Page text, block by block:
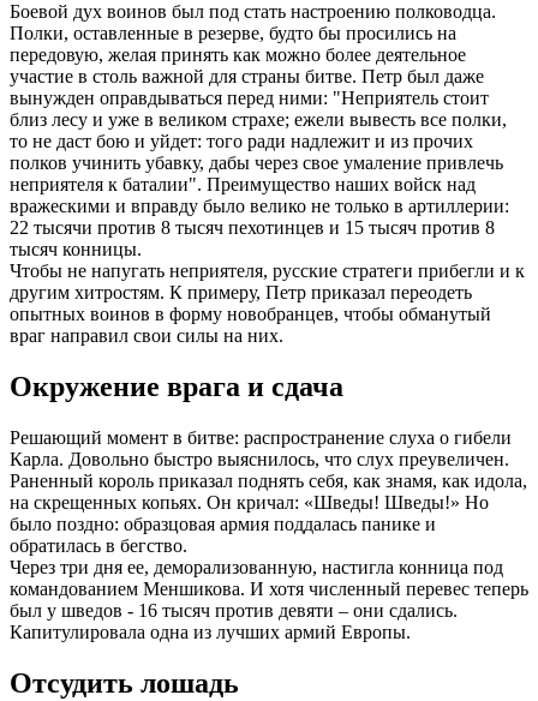
Боевой дух воинов был под стать настроению полководца.
Полки, оставленные в резерве, будто бы просились на
передовую, желая принять как можно более деятельное
участие в столь важной для страны битве. Петр был даже
вынужден оправдываться перед ними: "Неприятель стоит
близ лесу и уже в великом страхе; ежели вывесть все полки,
то не даст бою и уйдет: того ради надлежит и из прочих
полков учинить убавку, дабы через свое умаление привлечь
неприятеля к баталии". Преимущество наших войск над
вражескими и вправду было велико не только в артиллерии:
22 тысячи против 8 тысяч пехотинцев и 15 тысяч против 8
тысяч конницы.
Чтобы не напугать неприятеля, русские стратеги прибегли и к
другим хитростям. К примеру, Петр приказал переодеть
опытных воинов в форму новобранцев, чтобы обманутый
враг направил свои силы на них.
Окружение врага и сдача
Решающий момент в битве: распространение слуха о гибели
Карла. Довольно быстро выяснилось, что слух преувеличен.
Раненный король приказал поднять себя, как знамя, как идола,
на скрещенных копьях. Он кричал: «Шведы! Шведы!» Но
было поздно: образцовая армия поддалась панике и
обратилась в бегство.
Через три дня ее, деморализованную, настигла конница под
командованием Меншикова. И хотя численный перевес теперь
был у шведов - 16 тысяч против девяти – они сдались.
Капитулировала одна из лучших армий Европы.
Отсудить лошадь